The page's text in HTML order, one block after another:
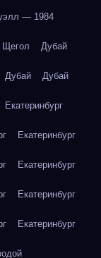
— 1984
Щегол Дубай
Дубай Дубай
Екатеринбург
Екатеринбург
Екатеринбург
Екатеринбург
Екатеринбург